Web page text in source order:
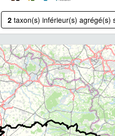
2 taxon(s) inférieur(s) agrégé(s)